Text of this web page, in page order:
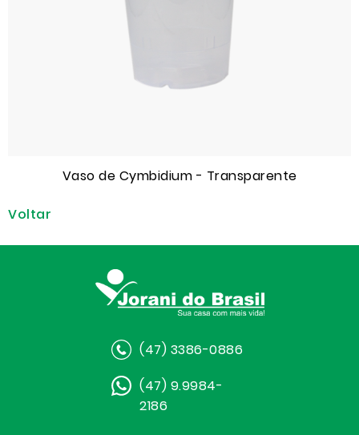
Vaso de Cymbidium - Transparente
Voltar
(47) 3386-0886
(47) 9.9984-
2186